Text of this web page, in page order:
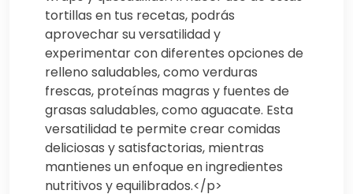
tortillas en tus recetas, podrás
aprovechar su versatilidad y
experimentar con diferentes opciones de
relleno saludables, como verduras
frescas, proteínas magras y fuentes de
grasas saludables, como aguacate. Esta
versatilidad te permite crear comidas
deliciosas y satisfactorias, mientras
mantienes un enfoque en ingredientes
nutritivos y equilibrados.</p>